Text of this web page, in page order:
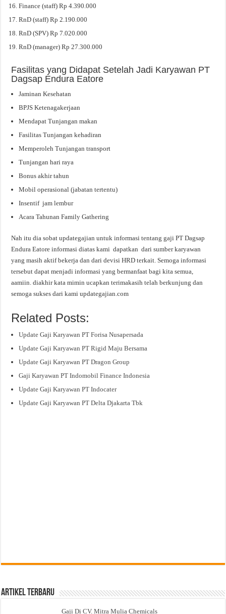
Finance (staff) Rp 4.390.000
RnD (staff) Rp 2.190.000
RnD (SPV) Rp 7.020.000
RnD (manager) Rp 27.300.000
Fasilitas yang Didapat Setelah Jadi Karyawan PT
Dagsap Endura Eatore
Jaminan Kesehatan
BPJS Ketenagakerjaan
Mendapat Tunjangan makan
Fasilitas Tunjangan kehadiran
Memperoleh Tunjangan transport
Tunjangan hari raya
Bonus akhir tahun
Mobil operasional (jabatan tertentu)
Insentif jam lembur
Acara Tahunan Family Gathering
Nah itu dia sobat updategajian untuk informasi tentang gaji PT Dagsap
Endura Eatore informasi diatas kami dapatkan dari sumber karyawan
yang masih aktif bekerja dan dari devisi HRD terkait. Semoga informasi
tersebut dapat menjadi informasi yang bermanfaat bagi kita semua,
aamiin. diakhir kata mimin ucapkan terimakasih telah berkunjung dan
semoga sukses dari kami updategajian.com
Related Posts:
Update Gaji Karyawan PT Forisa Nusapersada
Update Gaji Karyawan PT Rigid Maju Bersama
Update Gaji Karyawan PT Dragon Group
Gaji Karyawan PT Indomobil Finance Indonesia
Update Gaji Karyawan PT Indocater
Update Gaji Karyawan PT Delta Djakarta Tbk
Artikel Terbaru
Gaji Di CV. Mitra Mulia Chemicals